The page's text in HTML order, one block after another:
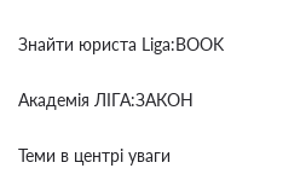
Знайти юриста Liga:BOOK
Академія ЛІГА:ЗАКОН
Теми в центрі уваги